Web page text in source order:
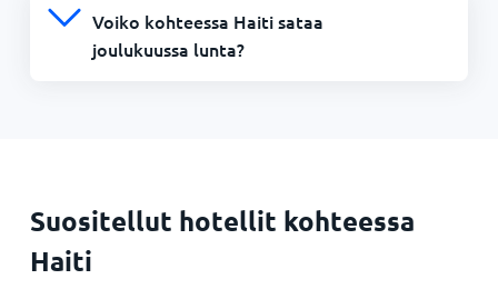
Voiko kohteessa Haiti sataa
joulukuussa lunta?
Suositellut hotellit kohteessa
Haiti